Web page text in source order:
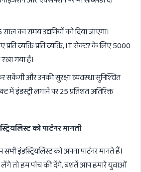
का समय उद्यमियों को दिया जाएगा।
व्यक्ति प्रति व्यक्ति, IT सेक्टर के लिए 5000
रखा गया है।
सकेंगी और उनकी सुरक्षा व्यवस्था सुनिश्चित
में इंडस्ट्री लगाने पर 25 प्रतिशत अतिरिक्त
को पार्टनर मानती
इंडस्ट्रियलिस्ट को अपना पार्टनर मानते हैं।
तो हम पांच की देंगे, बशर्ते आप हमारे युवाओं